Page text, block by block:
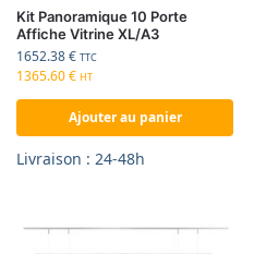
Kit Panoramique 10 Porte
Affiche Vitrine XL/A3
1652.38€ TTC
1365.60€ HT
Ajouter au panier
Livraison : 24-48h